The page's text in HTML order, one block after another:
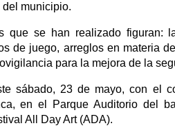
municipio.
que se han realizado figuran:
de juego, arreglos en materia
para la mejora de la
sábado, 23 de mayo, con el
en el Parque Auditorio del
All Day Art (ADA).